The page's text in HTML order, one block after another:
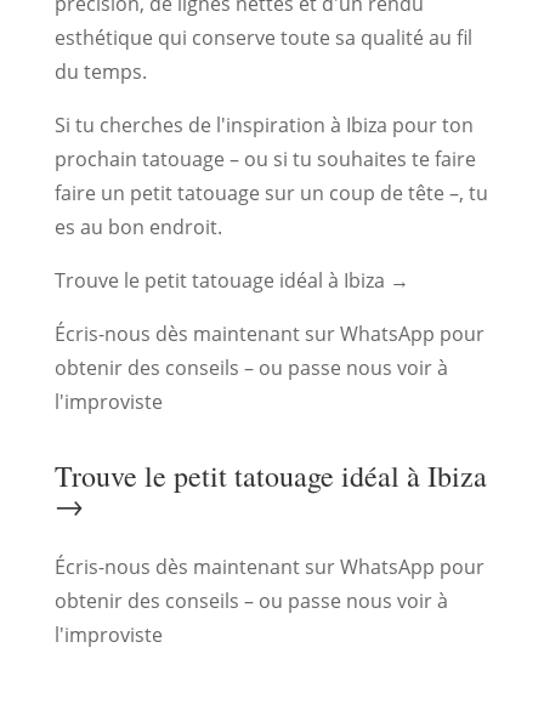
esthétique qui conserve toute sa qualité au fil
du temps.
Si tu cherches de l'inspiration à Ibiza pour ton
prochain tatouage – ou si tu souhaites te faire
faire un petit tatouage sur un coup de tête –, tu
es au bon endroit.
Trouve le petit tatouage idéal à Ibiza →
Écris-nous dès maintenant sur WhatsApp pour
obtenir des conseils – ou passe nous voir à
l'improviste
Trouve le petit tatouage idéal à Ibiza
→
Écris-nous dès maintenant sur WhatsApp pour
obtenir des conseils – ou passe nous voir à
l'improviste